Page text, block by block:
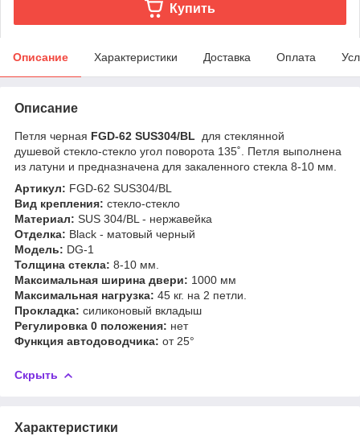
Купить
Описание Характеристики Доставка Оплата
Описание
Петля черная FGD-62 SUS304/BL
для стеклянной
душевой стекло-стекло угол поворота 135˚. Петля выполнена
из латуни и предназначена для закаленного стекла 8-10 мм.
Артикул: FGD-62 SUS304/BL
Вид крепления: стекло-стекло
Материал: SUS 304/BL - нержавейка
Отделка: Black - матовый черный
Модель: DG-1
Толщина стекла: 8-10 мм.
Максимальная ширина двери: 1000 мм
Максимальная нагрузка: 45 кг. на 2 петли.
Прокладка: силиконовый вкладыш
Регулировка 0 положения: нет
Функция автодоводчика: от 25°
Скрыть
Характеристики